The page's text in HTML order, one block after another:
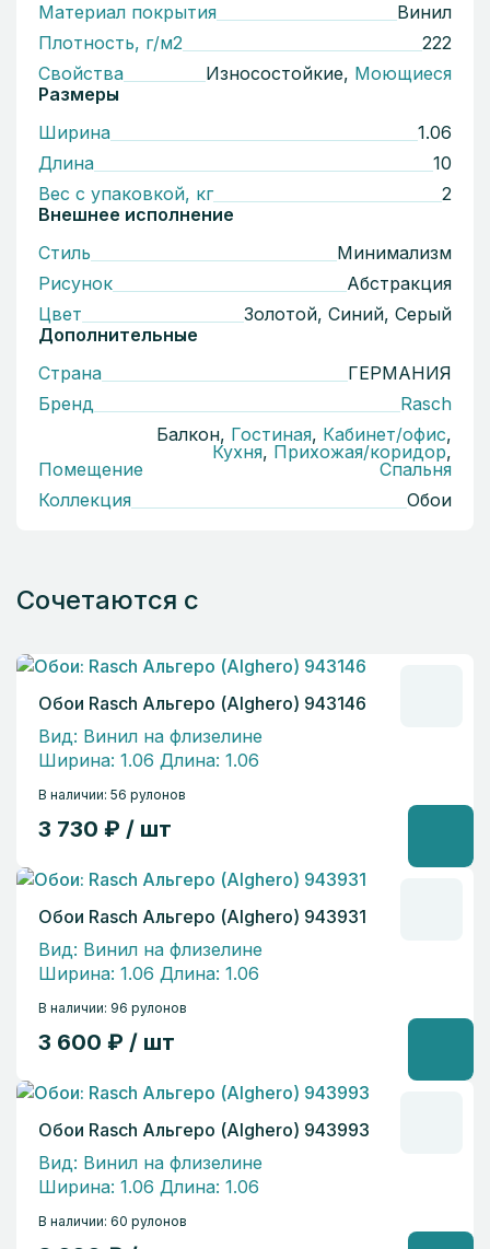
Материал покрытия
Винил
Плотность, г/м2
222
Свойства
Износостойкие, Моющиеся
Размеры
Ширина
1.06
Длина
10
Вес с упаковкой, кг
2
Внешнее исполнение
Стиль
Минимализм
Рисунок
Абстракция
Цвет
Золотой, Синий, Серый
Дополнительные
Страна
ГЕРМАНИЯ
Бренд
Rasch
Помещение
Балкон, Гостиная, Кабинет/офис,
Кухня, Прихожая/коридор,
Спальня
Коллекция
Обои
Сочетаются с
Обои Rasch Альгеро (Alghero) 943146
Вид: Винил на флизелине
Ширина: 1.06 Длина: 1.06
В наличии: 56 рулонов
3 730 ₽ / шт
Обои Rasch Альгеро (Alghero) 943931
Вид: Винил на флизелине
Ширина: 1.06 Длина: 1.06
В наличии: 96 рулонов
3 600 ₽ / шт
Обои Rasch Альгеро (Alghero) 943993
Вид: Винил на флизелине
Ширина: 1.06 Длина: 1.06
В наличии: 60 рулонов